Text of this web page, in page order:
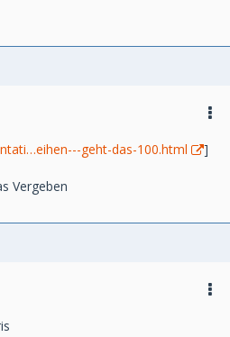
geht-das-100.html ]
Vergeben